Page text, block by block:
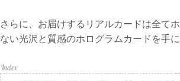
さらに、お届けするリアルカードは全て
ない光沢と質感のホログラムカードを手に